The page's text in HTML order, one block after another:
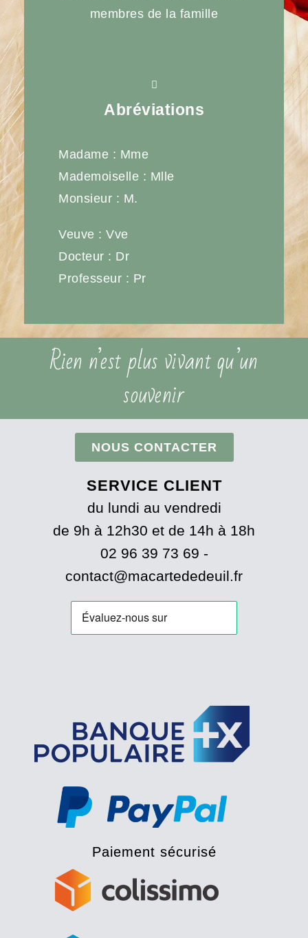
membres de la famille
Abréviations
Madame : Mme
Mademoiselle : Mlle
Monsieur : M.
Veuve : Vve
Docteur : Dr
Professeur : Pr
Rien n’est plus vivant qu’un
souvenir
NOUS CONTACTER
SERVICE CLIENT
du lundi au vendredi
de 9h à 12h30 et de 14h à 18h
02 96 39 73 69 -
contact@macartededeuil.fr
Paiement sécurisé